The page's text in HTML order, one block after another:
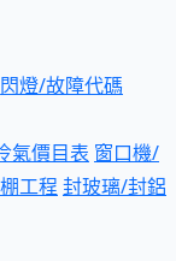
閃燈/故障代碼
氣價目表 窗口機/
工程 封玻璃/封鋁